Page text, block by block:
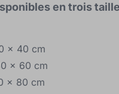
en trois
x 40 cm
x 60 cm
x 80 cm